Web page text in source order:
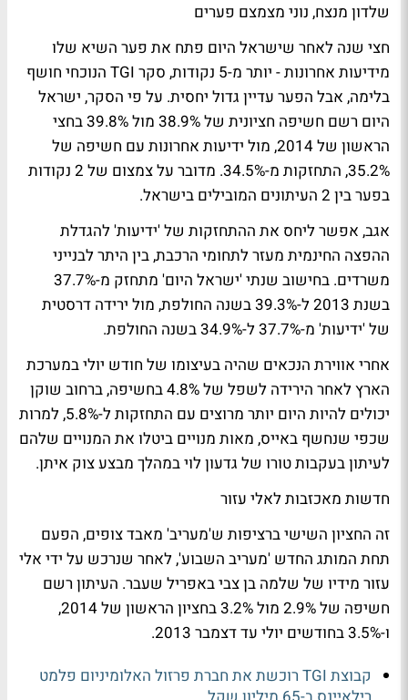
שלדון מנצח, נוני מצמצם פערים
חצי שנה לאחר שישראל היום פתח את פער השיא שלו
מידיעות אחרונות - יותר מ-5 נקודות, סקר TGI הנוכחי חושף
בלימה, אבל הפער עדיין גדול יחסית. על פי הסקר, ישראל
היום רשם חשיפה חציונית של 38.9% מול 39.8% בחצי
הראשון של 2014, מול ידיעות אחרונות עם חשיפה של
35.2%, התחזקות מ-34.5%. מדובר על צמצום של 2 נקודות
בפער בין 2 העיתונים המובילים בישראל.
אגב, אפשר ליחס את ההתחזקות של 'ידיעות' להגדלת
ההפצה החינמית מעזר לתחומי הרכבת, בין היתר לבנייני
משרדים. בחישוב שנתי 'ישראל היום' מתחזק מ-37.7%
בשנת 2013 ל-39.3% בשנה החולפת, מול ירידה דרסטית
של 'ידיעות' מ-37.7% ל-34.9% בשנה החולפת.
אחרי אווירת הנכאים שהיה בעיצומו של חודש יולי במערכת
הארץ
לאחר הירידה לשפל של 4.8% בחשיפה, ברחוב שוקן
יכולים להיות היום יותר מרוצים עם התחזקות ל-5.8%, למרות
שכפי שנחשף באייס, מאות מנויים ביטלו את המנויים שלהם
לעיתון בעקבות טורו של גדעון לויבמהלך מבצע צוק איתן.
חדשות מאכזבות לאלי עזור
זה החציון השישי ברציפות ש'מעריב' מאבד צופים, הפעם
תחת המותג החדש 'מעריב השבוע', לאחר שנרכש על ידי אלי
עזור מידיו של שלמה בן צביבאפריל שעבר. העיתון רשם
חשיפה של 2.9% מול 3.2% בחציון הראשון של 2014,
ו-3.5% בחודשים יולי עד דצמבר 2013.
קבוצת TGI רוכשת את חברת פרזול האלומיניום פלמט